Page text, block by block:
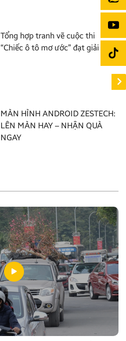
Tổng hợp tranh vẽ cuộc thi
“Chiếc ô tô mơ ước” đạt giải nhất
MÀN HÌNH ANDROID ZESTECH:
LÊN MÀN HAY – NHẬN QUÀ
NGAY